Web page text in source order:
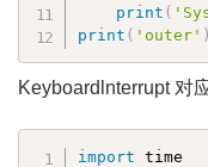
print (
print ( 'outer' )
Keyboardlnterrupt 对
import time